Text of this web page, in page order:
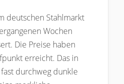
deutschen Stahlmarkt
Wochen
Die Preise haben
erreicht. Das in
durchweg dunkle